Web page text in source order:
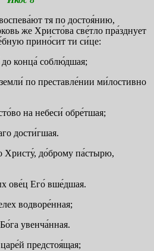
тя по достоя́нию,
же Христо́ва све́тло пра́зднует
прино́сит ти си́це:
конца́ соблю́дшая;
по преставле́нии ми́лостивно
на небеси́ обре́тшая;
дости́гшая.
Христу́, до́брому па́стырю,
ове́ц Его́ вше́дшая.
водворе́нная;
увенча́нная.
предстоя́щая;